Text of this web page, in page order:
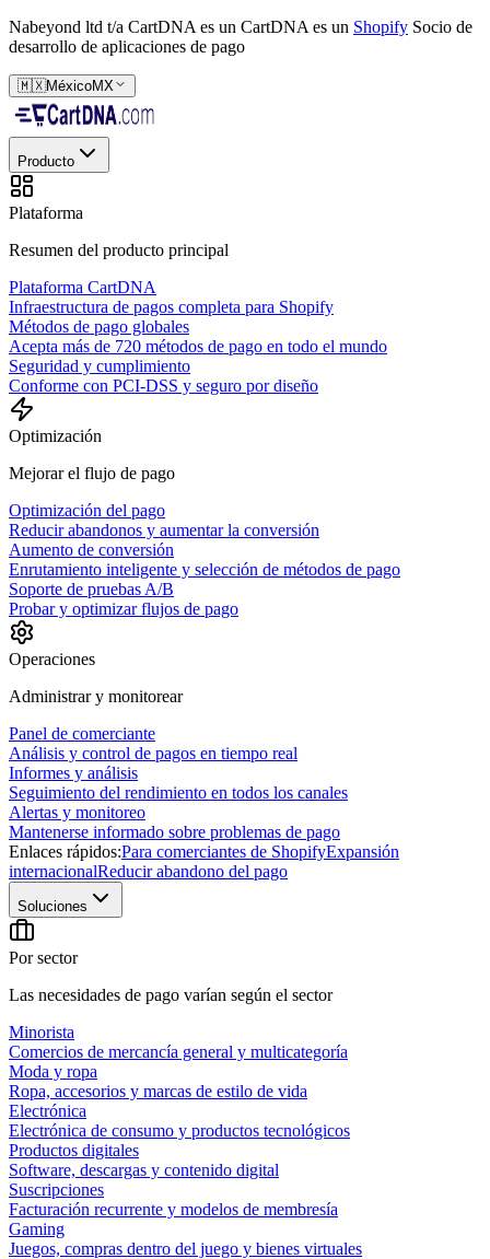
Nabeyond ltd t/a CartDNA es un CartDNA es un Shopify Socio de
desarrollo de aplicaciones de pago
🇲🇽MéxicoMX
Producto
Plataforma
Resumen del producto principal
Plataforma CartDNA
Infraestructura de pagos completa para Shopify
Métodos de pago globales
Acepta más de 720 métodos de pago en todo el mundo
Seguridad y cumplimiento
Conforme con PCI-DSS y seguro por diseño
Optimización
Mejorar el flujo de pago
Optimización del pago
Reducir abandonos y aumentar la conversión
Aumento de conversión
Enrutamiento inteligente y selección de métodos de pago
Soporte de pruebas A/B
Probar y optimizar flujos de pago
Operaciones
Administrar y monitorear
Panel de comerciante
Análisis y control de pagos en tiempo real
Informes y análisis
Seguimiento del rendimiento en todos los canales
Alertas y monitoreo
Mantenerse informado sobre problemas de pago
Enlaces rápidos:Para comerciantes de ShopifyExpansión
internacionalReducir abandono del pago
Soluciones
Por sector
Las necesidades de pago varían según el sector
Minorista
Comercios de mercancía general y multicategoría
Moda y ropa
Ropa, accesorios y marcas de estilo de vida
Electrónica
Electrónica de consumo y productos tecnológicos
Productos digitales
Software, descargas y contenido digital
Suscripciones
Facturación recurrente y modelos de membresía
Gaming
Juegos, compras dentro del juego y bienes virtuales